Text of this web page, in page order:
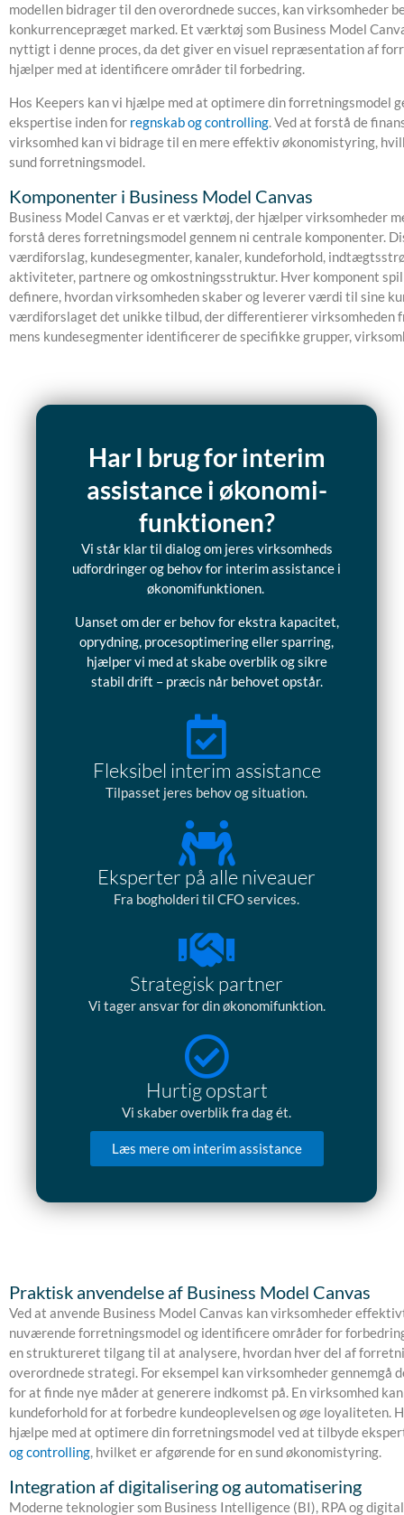
modellen bidrager til den overordnede succes, kan virksomheder
konkurrencepræget marked. Et værktøj som Business Model
nyttigt i denne proces, da det giver en visuel repræsentation af
hjælper med at identificere områder til forbedring.
Hos Keepers kan vi hjælpe med at optimere din forretningsmodel
ekspertise inden for regnskab og controlling. Ved at forstå de
virksomhed kan vi bidrage til en mere effektiv økonomistyring,
sund forretningsmodel.
Komponenter i Business Model Canvas
Business Model Canvas er et værktøj, der hjælper virksomheder
forstå deres forretningsmodel gennem ni centrale komponenter.
værdiforslag, kundesegmenter, kanaler, kundeforhold,
aktiviteter, partnere og omkostningsstruktur. Hver komponent
definere, hvordan virksomheden skaber og leverer værdi til sine
værdiforslaget det unikke tilbud, der differentierer virksomheden
mens kundesegmenter identificerer de specifikke grupper,
Har I brug for interim
assistance i økonomi-
funktionen?
Vi står klar til dialog om jeres virksomheds
udfordringer og behov for interim assistance i
økonomifunktionen.
Uanset om der er behov for ekstra kapacitet,
oprydning, procesoptimering eller sparring,
hjælper vi med at skabe overblik og sikre
stabil drift – præcis når behovet opstår.
Fleksibel interim assistance
Tilpasset jeres behov og situation.
Eksperter på alle niveauer
Fra bogholderi til CFO services.
Strategisk partner
Vi tager ansvar for din økonomifunktion.
Hurtig opstart
Vi skaber overblik fra dag ét.
Læs mere om interim assistance
Praktisk anvendelse af Business Model Canvas
Ved at anvende Business Model Canvas kan virksomheder
nuværende forretningsmodel og identificere områder for
en struktureret tilgang til at analysere, hvordan hver del af
overordnede strategi. For eksempel kan virksomheder gennemgå
for at finde nye måder at generere indkomst på. En virksomhed
kundeforhold for at forbedre kundeoplevelsen og øge loyaliteten.
hjælpe med at optimere din forretningsmodel ved at tilbyde
og controlling, hvilket er afgørende for en sund økonomistyring.
Integration af digitalisering og automatisering
Moderne teknologier som Business Intelligence (BI), RPA og